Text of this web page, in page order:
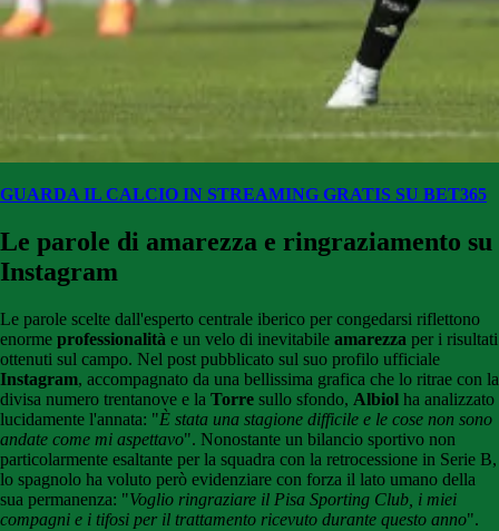
GUARDA IL CALCIO IN STREAMING GRATIS SU BET365
Le parole di amarezza e ringraziamento su
Instagram
Le parole scelte dall'esperto centrale iberico per congedarsi riflettono
enorme professionalità e un velo di inevitabile amarezza per i risultati
ottenuti sul campo. Nel post pubblicato sul suo profilo ufficiale
Instagram, accompagnato da una bellissima grafica che lo ritrae con la
divisa numero trentanove e la Torre sullo sfondo, Albiol ha analizzato
lucidamente l'annata: "È stata una stagione difficile e le cose non sono
andate come mi aspettavo". Nonostante un bilancio sportivo non
particolarmente esaltante per la squadra con la retrocessione in Serie B,
lo spagnolo ha voluto però evidenziare con forza il lato umano della
sua permanenza: "Voglio ringraziare il Pisa Sporting Club, i miei
compagni e i tifosi per il trattamento ricevuto durante questo anno".